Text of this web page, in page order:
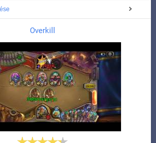
Overkill